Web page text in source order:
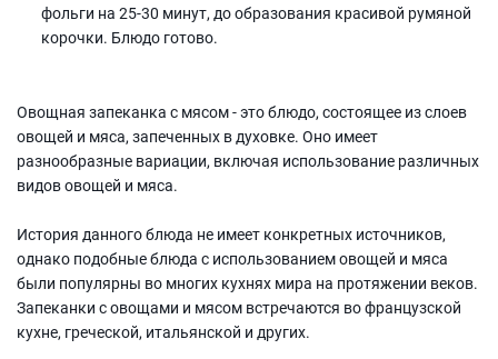
фольги на 25-30 минут, до образования красивой румяной
корочки. Блюдо готово.
Овощная запеканка с мясом - это блюдо, состоящее из слоев
овощей и мяса, запеченных в духовке. Оно имеет
разнообразные вариации, включая использование различных
видов овощей и мяса.
История данного блюда не имеет конкретных источников,
однако подобные блюда с использованием овощей и мяса
были популярны во многих кухнях мира на протяжении веков.
Запеканки с овощами и мясом встречаются во французской
кухне, греческой, итальянской и других.